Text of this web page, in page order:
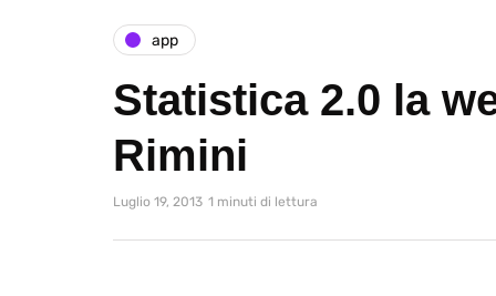
app
Statistica 2.0 la
Rimini
Luglio 19, 2013 1 minuti di lettura